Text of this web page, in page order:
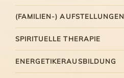
(FAMILIEN-) AUFSTELLUNGEN
SPIRITUELLE THERAPIE
ENERGETIKERAUSBILDUNG